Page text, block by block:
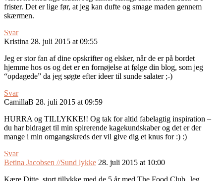
frister. Det er lige før, at jeg kan dufte og smage maden gennem
skærmen.
Svar
Kristina 28. juli 2015 at 09:55
Jeg er stor fan af dine opskrifter og elsker, når de er på bordet
hjemme hos os og det er en fornøjelse at følge din blog, som jeg
“opdagede” da jeg søgte efter ideer til sunde salater ;-)
Svar
CamillaB 28. juli 2015 at 09:59
HURRA og TILLYKKE!! Og tak for altid fabelagtig inspiration –
du har bidraget til min spirerende kagekundskaber og det er der
mange i min omgangskreds der vil give dig et knus for :) :)
Svar
Betina Jacobsen //Sund lykke 28. juli 2015 at 10:00